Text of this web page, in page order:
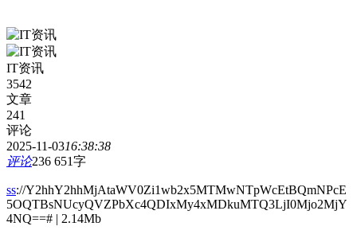
IT资讯
3542
文章
241
评论
2025-11-0316:38:38
评论236 651字
ss://Y2hhY2hhMjAtaWV0Zi1wb2x5MTMwNTpWcEtBQmNPcE
5OQTBsNUcyQVZPbXc4QDIxMy4xMDkuMTQ3LjI0Mjo2MjY
4NQ==# | 2.14Mb